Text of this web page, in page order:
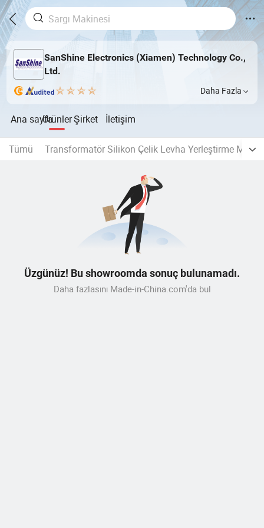
SanShine Electronics (Xiamen) Technology Co.,
Ltd.
Daha Fazla
Ana sayfaÜrünlerŞirket İletişim
Tümü Transformatör Silikon Çelik Levha Yerleştirme
Üzgünüz! Bu showroomda sonuç bulunamadı.
Daha fazlasını Made-in-China.com'da bul